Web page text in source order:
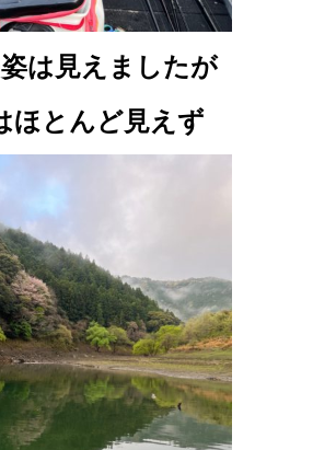
は見えましたが
ほとんど見えず